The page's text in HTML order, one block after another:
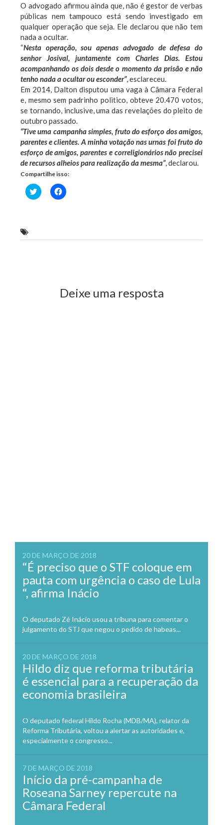
O advogado afirmou ainda que, não é gestor de verbas
públicas nem tampouco está sendo investigado em
qualquer operação que seja. Ele declarou que não tem
nada a ocultar.
“Nesta operação, sou apenas advogado de defesa do
senhor Josival, juntamente com Charles Dias. Estou
acompanhando os dois desde o momento da prisão e não
tenho nada a ocultar ou esconder”, esclareceu.
Em 2014, Dalton disputou uma vaga à Câmara Federal
e, mesmo sem padrinho politico, obteve 20.470 votos,
se tornando, inclusive, uma das revelações do pleito de
outubro passado.
“Tive uma campanha simples, fruto do esforço dos amigos,
parentes e clientes. A minha votação nas urnas foi fruto do
esforço de amigos, parentes e correligionários não precisei
de recursos alheios para realização da mesma”, declarou.
Compartilhe isso:
Clique
para
Clique
para
Deixe uma resposta
20 DE MARÇO DE 2018
“É preciso que o STF coloque em
pauta com urgência o caso de Lula
“, afirma Inácio
O deputado Zé Inácio usou a tribuna para comentar o
julgamento do STJ que negou o pedido de habeas...
20 DE MARÇO DE 2018
Hildo diz que reforma tributária
é essencial para a recuperação da
economia brasileira
O deputado federal Hildo Rocha (MDB/MA), relator da
Reforma Tributária, voltou a alertar as autoridades e,
especialmente o congresso...
7 DE MARÇO DE 2018
Início da pré-campanha de
Roseana Sarney repercute na
Câmara Federal